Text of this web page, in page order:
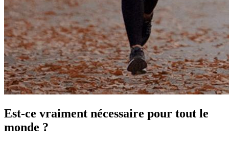
Est-ce vraiment nécessaire pour tout le
monde ?